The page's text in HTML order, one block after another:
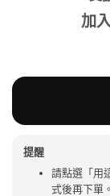
加
提醒
請點選「用
式後再下單。